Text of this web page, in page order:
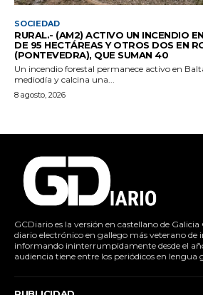
SOCIEDAD
RURAL.- (AM2) ACTIVO UN INCENDIO
DE 95 HECTÁREAS Y OTROS DOS EN
(PONTEVEDRA), QUE SUMAN 40
Un incendio forestal permanece activo en
mediodía y calcina una...
8 agosto, 2026
GCDiario es la versión en castellano de Galicia
diario electrónico en gallego más veterano de
informando ininterrumpidamente desde el
audiencia tiene entre los periódicos en lengua